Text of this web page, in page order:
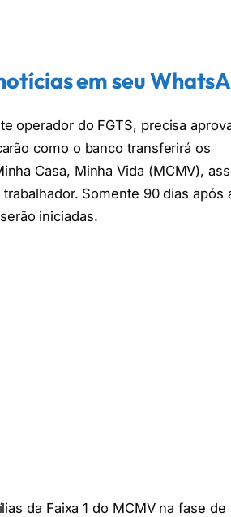
em seu
operador do FGTS, precisa
como o banco transferirá os
Casa, Minha Vida (MCMV),
Somente 90 dias após
iniciadas.
da Faixa 1 do MCMV na fase de